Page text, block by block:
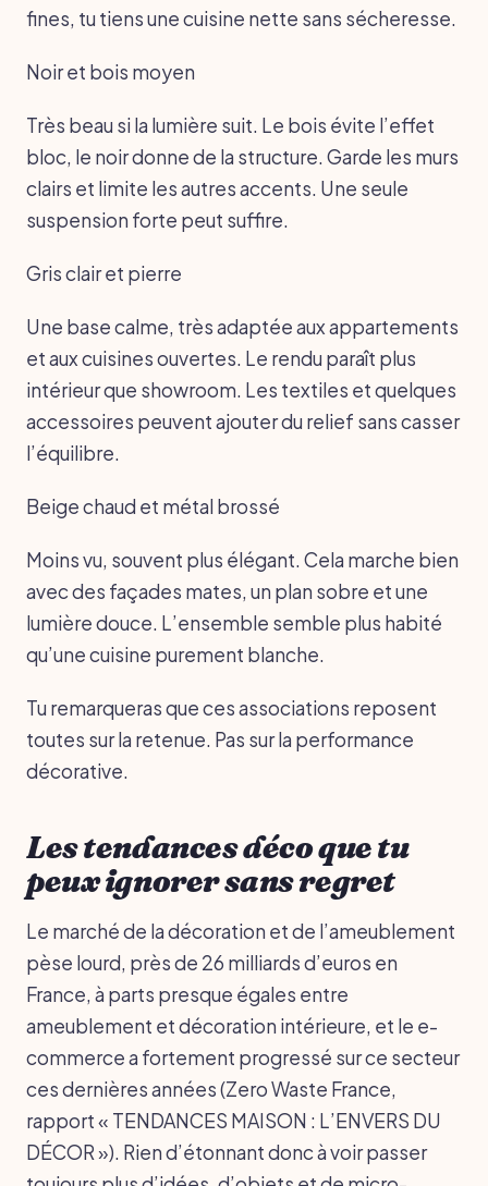
fines, tu tiens une cuisine nette sans sécheresse.
Noir et bois moyen
Très beau si la lumière suit. Le bois évite l’effet
bloc, le noir donne de la structure. Garde les murs
clairs et limite les autres accents. Une seule
suspension forte peut suffire.
Gris clair et pierre
Une base calme, très adaptée aux appartements
et aux cuisines ouvertes. Le rendu paraît plus
intérieur que showroom. Les textiles et quelques
accessoires peuvent ajouter du relief sans casser
l’équilibre.
Beige chaud et métal brossé
Moins vu, souvent plus élégant. Cela marche bien
avec des façades mates, un plan sobre et une
lumière douce. L’ensemble semble plus habité
qu’une cuisine purement blanche.
Tu remarqueras que ces associations reposent
toutes sur la retenue. Pas sur la performance
décorative.
Les tendances déco que tu
peux ignorer sans regret
Le marché de la décoration et de l’ameublement
pèse lourd, près de 26 milliards d’euros en
France, à parts presque égales entre
ameublement et décoration intérieure, et le e-
commerce a fortement progressé sur ce secteur
ces dernières années (Zero Waste France,
rapport « TENDANCES MAISON : L’ENVERS DU
DÉCOR »). Rien d’étonnant donc à voir passer